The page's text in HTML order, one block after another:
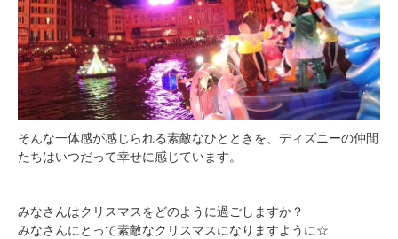
そんな一体感が感じられる素敵なひとときを、ディズニーの仲間
たちはいつだって幸せに感じています。
みなさんはクリスマスをどのように過ごしますか？
みなさんにとって素敵なクリスマスになりますように☆